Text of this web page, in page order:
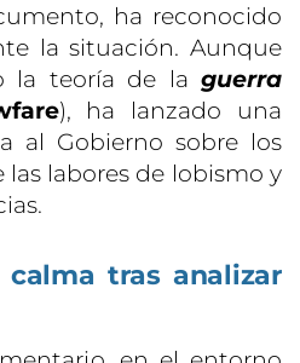
ha reconocido
la situación. Aunque
la teoría de la guerra
), ha lanzado una
al Gobierno sobre los
las labores de lobismo y
calma tras analizar